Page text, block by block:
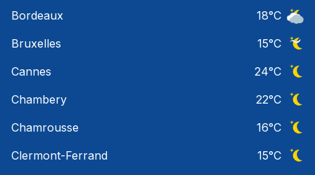
Bordeaux
18°C
Bruxelles
15°C
Cannes
24°C
Chambery
22°C
Chamrousse
16°C
Clermont-Ferrand
15°C